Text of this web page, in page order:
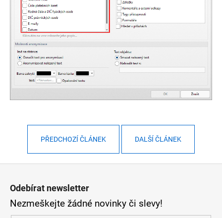
PŘEDCHOZÍ ČLÁNEK DALŠÍ ČLÁNEK
HLEDAT
o
u
č
Odebírat newsletter
Nezmeškejte žádné novinky či slevy!